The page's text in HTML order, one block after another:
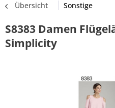
Übersicht Sonstige
S8383 Damen
Simplicity